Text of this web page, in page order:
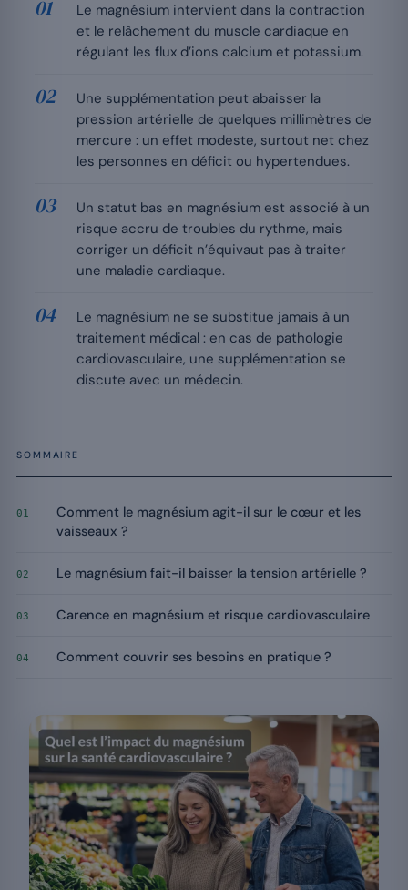
Le magnésium intervient dans la contraction
et le relâchement du muscle cardiaque en
régulant les flux d’ions calcium et potassium.
Une supplémentation peut abaisser la
pression artérielle de quelques millimètres de
mercure : un effet modeste, surtout net chez
les personnes en déficit ou hypertendues.
Un statut bas en magnésium est associé à un
risque accru de troubles du rythme, mais
corriger un déficit n’équivaut pas à traiter
une maladie cardiaque.
Le magnésium ne se substitue jamais à un
traitement médical : en cas de pathologie
cardiovasculaire, une supplémentation se
discute avec un médecin.
SOMMAIRE
01
Comment le magnésium agit-il sur le cœur et les
vaisseaux ?
02 Le magnésium fait-il baisser la tension artérielle ?
03 Carence en magnésium et risque cardiovasculaire
04 Comment couvrir ses besoins en pratique ?